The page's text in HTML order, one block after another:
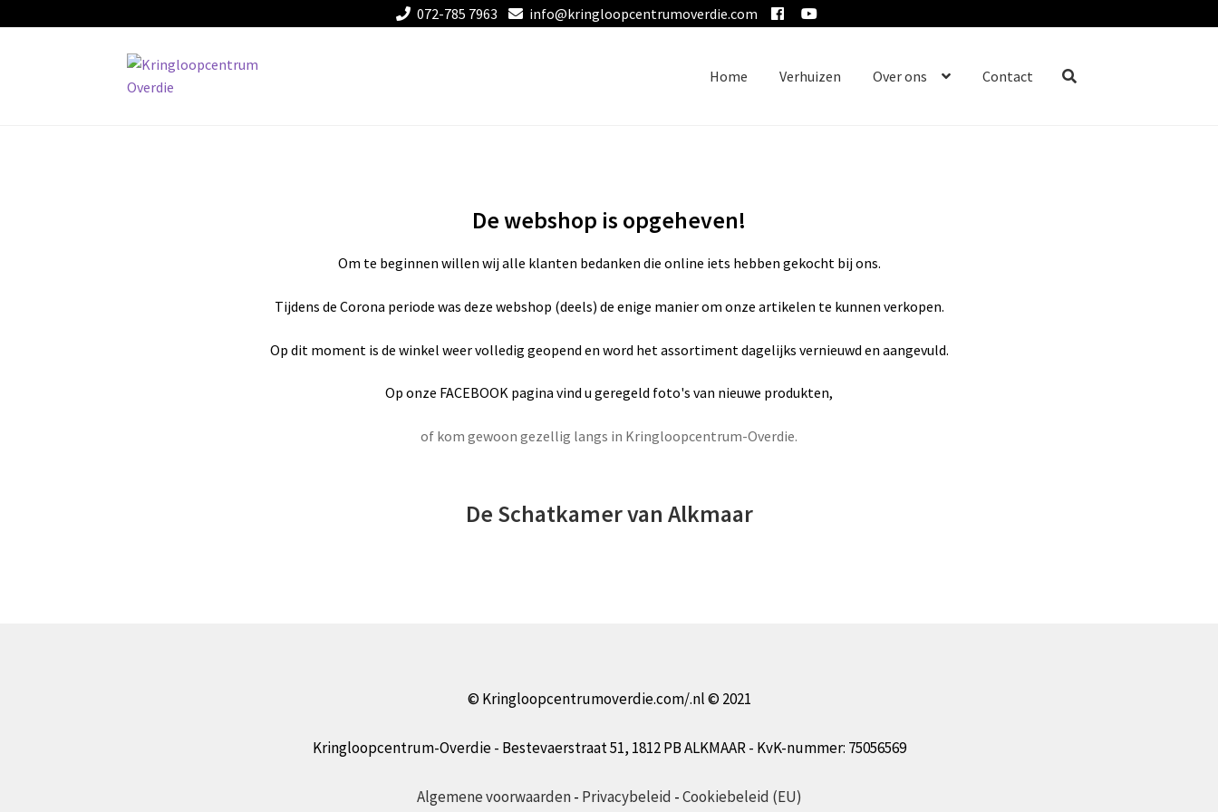
072-785 7963 info@kringloopcentrumoverdie.com
Ga
Ga
Home Verhuizen Over ons Contact
De webshop is opgeheven!
Om te beginnen willen wij alle klanten bedanken die online iets hebben gekocht bij ons.
Tijdens de Corona periode was deze webshop (deels) de enige manier om onze artikelen te kunnen verkopen.
Op dit moment is de winkel weer volledig geopend en word het assortiment dagelijks vernieuwd en aangevuld.
Op onze FACEBOOK pagina vind u geregeld foto's van nieuwe produkten,
of kom gewoon gezellig langs in Kringloopcentrum-Overdie.
De Schatkamer van Alkmaar
© Kringloopcentrumoverdie.com/.nl © 2021
Kringloopcentrum-Overdie - Bestevaerstraat 51, 1812 PB ALKMAAR - KvK-nummer: 75056569
Algemene voorwaarden- Privacybeleid -Cookiebeleid (EU)